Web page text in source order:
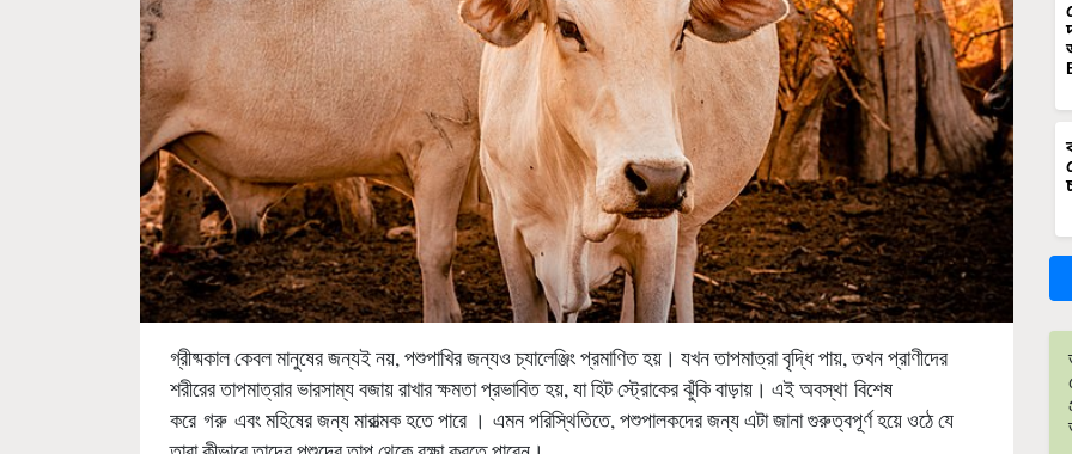
গ্রীষ্মকাল কেবল মানুষের জন্যই নয়, পশুপাখির জন্যও চ্যালেঞ্জিং প্রমাণিত হয়। যখন তাপমাত্রা বৃদ্ধি পায়, তখন প্রাণীদের
শরীরের তাপমাত্রার ভারসাম্য বজায় রাখার ক্ষমতা প্রভাবিত হয়, যা হিট স্ট্রোকের ঝুঁকি বাড়ায়। এই অবস্থা বিশেষ
করে গরু এবং মহিষের জন্য মারাত্মক হতে পারে । এমন পরিস্থিতিতে, পশুপালকদের জন্য এটা জানা গুরুত্বপূর্ণ হয়ে ওঠে যে